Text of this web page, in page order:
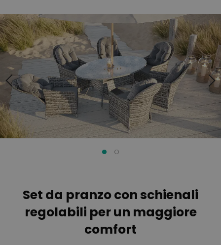
Vai
alla
fine
della
galleria
immagini
Vai
all'inizio
della
galleria
immagini
Set da pranzo con schienali
regolabili per un maggiore
comfort